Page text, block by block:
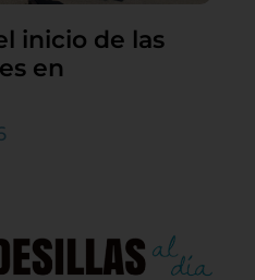
inicio de las
en